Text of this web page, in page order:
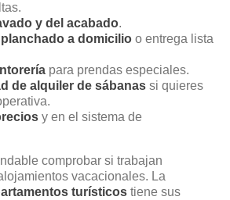
y del acabado.
a domicilio o entrega lista
para prendas especiales.
de alquiler de sábanas si quieres
y en el sistema de
comprobar si trabajan
vacacionales. La
turísticos tiene sus